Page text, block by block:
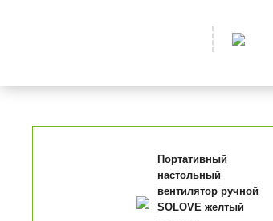
Портативный
настольный
вентилятор ручной
SOLOVE желтый